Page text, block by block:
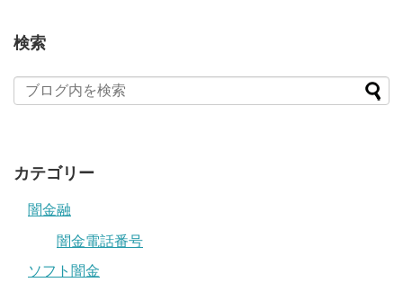
検索
カテゴリー
闇金融
闇金電話番号
ソフト闇金